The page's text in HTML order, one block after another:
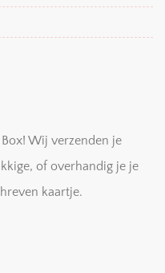
Wij verzenden je
of overhandig je je
kaartje.